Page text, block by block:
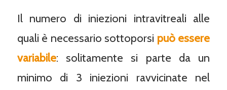
Il numero di iniezioni intravitreali alle
quali è necessario sottoporsi può essere
variabile: solitamente si parte da un
minimo di 3 iniezioni ravvicinate nel